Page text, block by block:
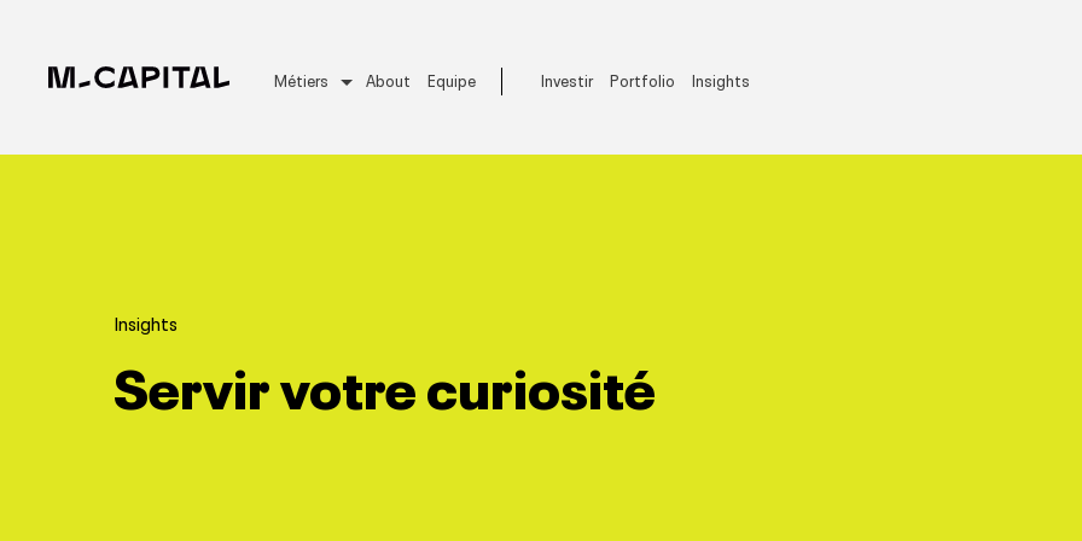
Métiers About Equipe Investir Portfolio Insights
Insights
Servir votre curiosité